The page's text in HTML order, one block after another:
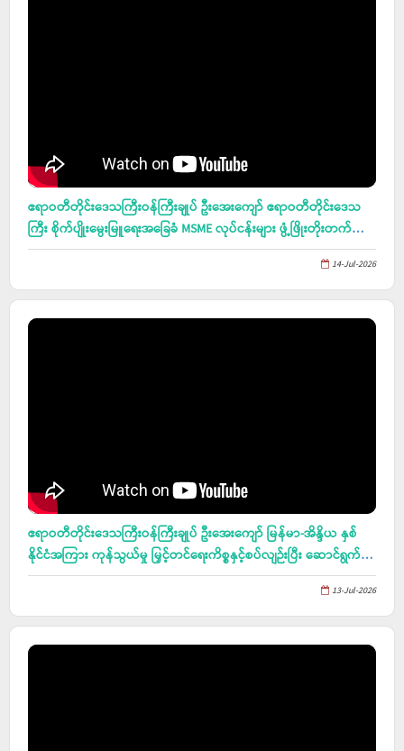
ဧရာဝတီတိုင်းဒေသကြီးဝန်ကြီးချုပ် ဦးအေးကျော် ဧရာဝတီတိုင်းဒေသ
ကြီး စိုက်ပျိုးမွေးမြူရေးအခြေခံ MSME လုပ်ငန်းများ ဖွံ့ဖြိုးတိုးတက်ရေး
အလုပ်ရုံဆွေးနွေးပွဲသို့ တက်ရောက်
14-Jul-2026
ဧရာဝတီတိုင်းဒေသကြီးဝန်ကြီးချုပ် ဦးအေး‌ကျော် မြန်မာ-အိန္ဒိယ နှစ်
နိုင်ငံအကြား ကုန်သွယ်မှု မြှင့်တင်ရေးကိစ္စနှင့်စပ်လျဉ်းပြီး ဆောင်ရွက်
မည့် အစီအစဉ်များအား ရှင်းလင်းတင်ပြခြင်း အစည်းအဝေးတက်ရောက်၊
အခွန်ဆိုင်ရာအသိပညာတိုးတက်ရေးနှင့် အခွန်တာဝန်လေးစားလိုက်နာ
မှု တိုးတက်ရေး လူထုလှုပ်ရှားမှုအစီအစဉ်အခမ်းအနားသို့ တက်ရောက်
13-Jul-2026